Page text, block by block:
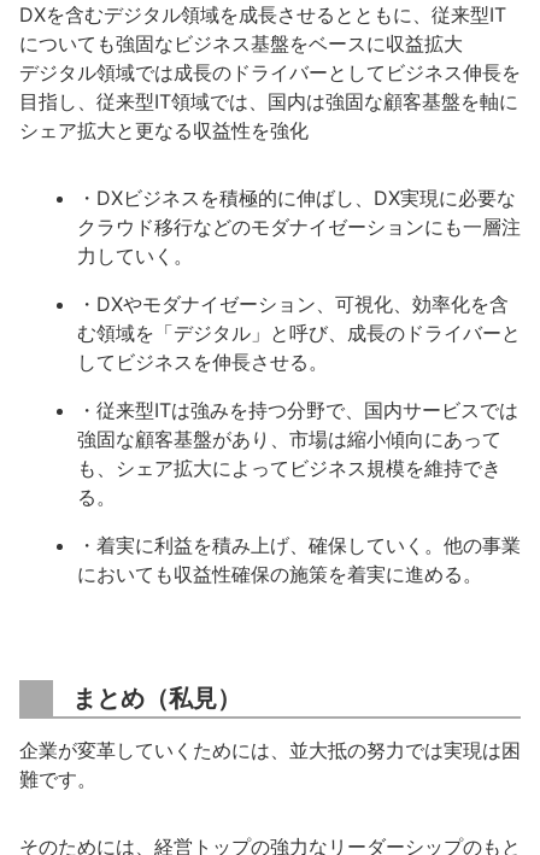
DXを含むデジタル領域を成長させるとともに、従来型IT
についても強固なビジネス基盤をベースに収益拡大
デジタル領域では成長のドライバーとしてビジネス伸長を
目指し、従来型IT領域では、国内は強固な顧客基盤を軸に
シェア拡大と更なる収益性を強化
・DXビジネスを積極的に伸ばし、DX実現に必要な
クラウド移行などのモダナイゼーションにも一層注
力していく。
・DXやモダナイゼーション、可視化、効率化を含
む領域を「デジタル」と呼び、成長のドライバーと
してビジネスを伸長させる。
・従来型ITは強みを持つ分野で、国内サービスでは
強固な顧客基盤があり、市場は縮小傾向にあって
も、シェア拡大によってビジネス規模を維持でき
る。
・着実に利益を積み上げ、確保していく。他の事業
においても収益性確保の施策を着実に進める。
まとめ（私見）
企業が変革していくためには、並大抵の努力では実現は困
難です。
そのためには、経営トップの強力なリーダーシップのもと